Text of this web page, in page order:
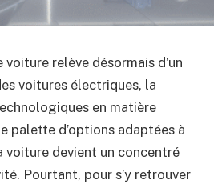
relève désormais d’un
voitures électriques, la
en matière
palette d’options adaptées à
voiture devient un concentré
Pourtant, pour s’y retrouver